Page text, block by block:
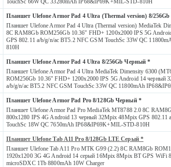
Планшет Ulefone Armor Pad 4 Ultra (Thermal version) 8/
Планшет Ulefone Armor Pad 4 Ultra (Thermal version) MediaTek
8С RAM8Gb ROM256Gb 10.36" FHD+ 1200x2000 IPS 5G
GPS 802.11 a/b/g/n/ac BT5.2 NFC GSM TouchSc 33W QC
810H
Планшет Ulefone Armor Pad 4 Ultra 8/256Gb Черный *
Планшет Ulefone Armor Pad 4 Ultra MediaTek Dimensity 6300
ROM256Gb 10.36" FHD+ 1200x2000 IPS 5G Android 14 черный
a/b/g/n/ac BT5.2 NFC GSM TouchSc 33W QC 11800mAh
Планшет Ulefone Armor Pad Pro 8/128Gb Черный *
Планшет Ulefone Armor Pad Pro MediaTek MT8788 2.0 8С
800x1280 IPS 4G Android 13 черный 32Mpix 48Mpix GPS 802.11
TouchSc 18W QC 7650mAh IP68&IP69K+MIL-STD-810H
Планшет Ulefone Tab A11 Pro 8/128Gb LTE Серый *
Планшет Ulefone Tab A11 Pro MTK G99 (2.2) 8C RAM8Gb
1920x1200 3G 4G Android 14 серый 16Mpix 8Mpix BT GPS WiFi
microSDXC 1Tb 8800mAh 10W Charger